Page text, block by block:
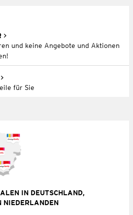
und keine Angebote und Aktionen
für Sie
IN DEUTSCHLAND,
NIEDERLANDEN